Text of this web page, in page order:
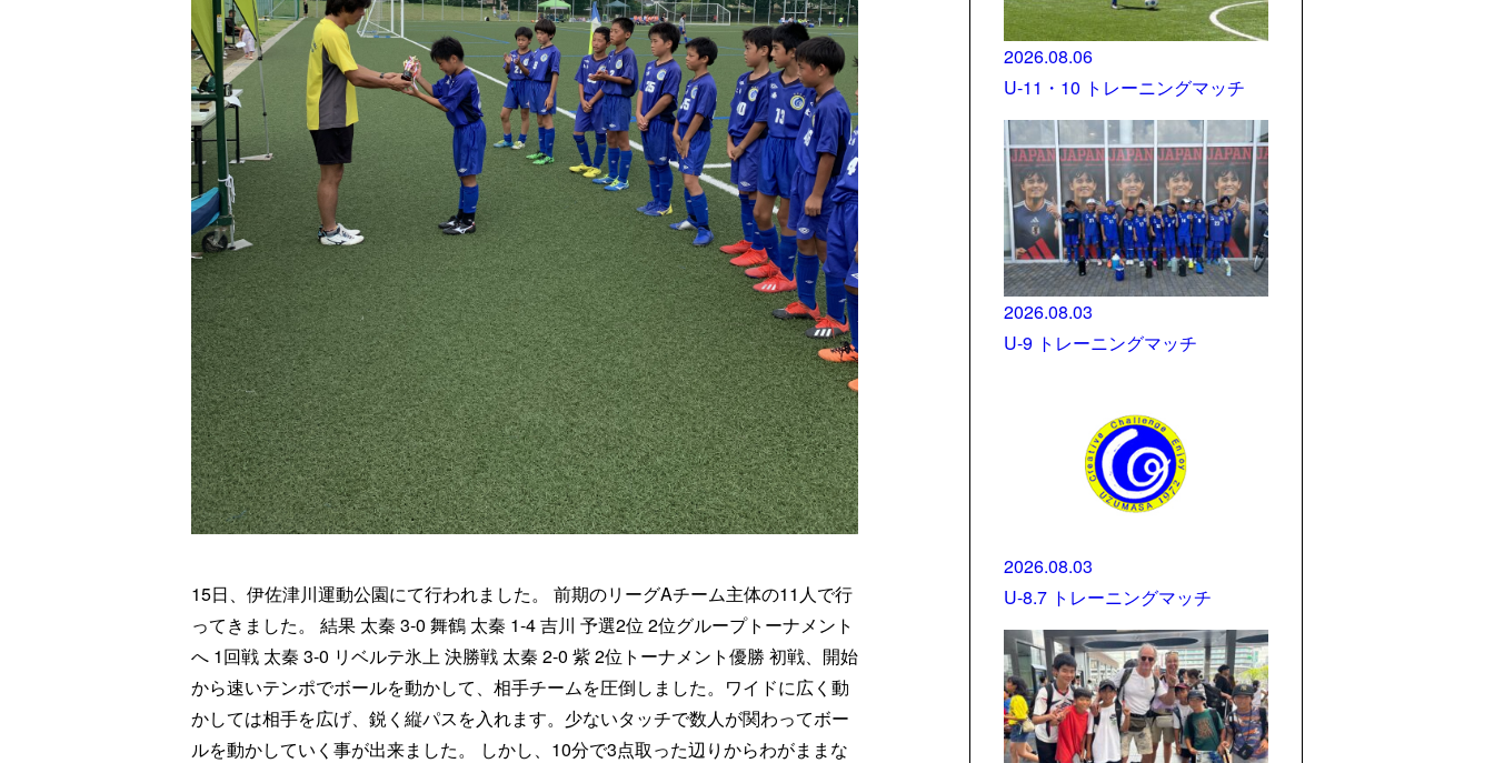
15日、伊佐津川運動公園にて行われました。 前期のリーグAチーム主体の11人で行
ってきました。 結果 太秦 3-0 舞鶴 太秦 1-4 吉川 予選2位 2位グループトーナメント
へ 1回戦 太秦 3-0 リベルテ氷上 決勝戦 太秦 2-0 紫 2位トーナメント優勝 初戦、開始
から速いテンポでボールを動かして、相手チームを圧倒しました。ワイドに広く動
かしては相手を広げ、鋭く縦パスを入れます。少ないタッチで数人が関わってボー
ルを動かしていく事が出来ました。 しかし、10分で3点取った辺りからわがままな
2026.08.06
U-11・10 トレーニングマッチ
2026.08.03
U-9 トレーニングマッチ
2026.08.03
U-8.7 トレーニングマッチ